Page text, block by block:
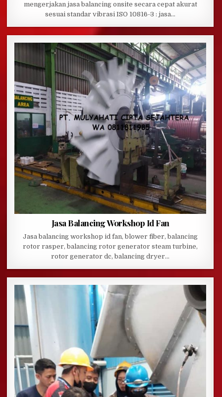
mengerjakan jasa balancing onsite secara cepat akurat
sesuai standar vibrasi ISO 10816-3 : jasa…
Jasa Balancing Workshop Id Fan
Jasa balancing workshop id fan, blower fiber, balancing
rotor rasper, balancing rotor generator steam turbine,
rotor generator dc, balancing dryer…